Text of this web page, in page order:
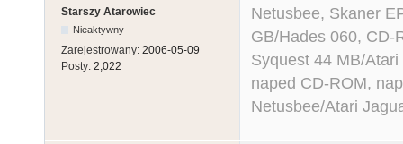
Starszy Atarowiec
Nieaktywny
Zarejestrowany: 2006-05-09
Posty: 2,022
Netusbee, Skaner
GB/Hades 060, CD-
Syquest 44 MB/
naped CD-ROM,
Netusbee/Atari